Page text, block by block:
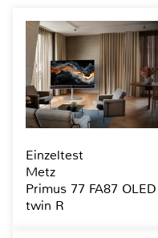
Einzeltest
Metz
Primus 77 FA87 OLED
twin R